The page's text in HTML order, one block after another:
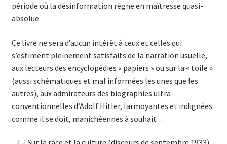
période où la désinformation règne en maîtresse quasi-
absolue.
Ce livre ne sera d’aucun intérêt à ceux et celles qui
s’estiment pleinement satisfaits de la narration usuelle,
aux lecteurs des encyclopédies « papiers » ou sur la « toile »
(aussi schématiques et mal informées les unes que les
autres), aux admirateurs des biographies ultra-
conventionnelles d’Adolf Hitler, larmoyantes et indignées
comme il se doit, manichéennes à souhait…